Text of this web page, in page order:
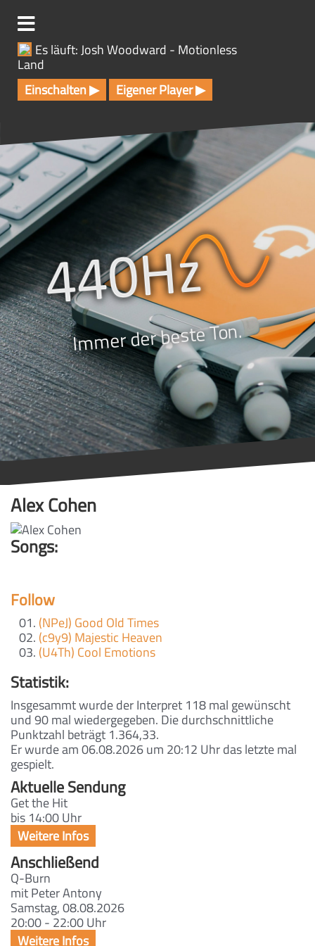
s
r
i
n
g
e
n
Es läuft: Josh Woodward - Motionless
Land
Einschalten ▶
Eigener Player ▶
Immer der beste Ton.
Alex Cohen
Songs:
Follow
(NPeJ) Good Old Times
(c9y9) Majestic Heaven
(U4Th) Cool Emotions
Statistik:
Insgesammt wurde der Interpret 118 mal gewünscht
und 90 mal wiedergegeben. Die durchschnittliche
Punktzahl beträgt 1.364,33.
Er wurde am 06.08.2026 um 20:12 Uhr das letzte mal
gespielt.
Aktuelle Sendung
Get the Hit
bis 14:00 Uhr
Anschließend
Q-Burn
mit Peter Antony
Samstag, 08.08.2026
20:00 - 22:00 Uhr